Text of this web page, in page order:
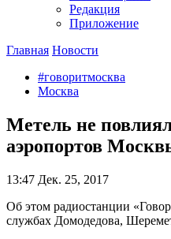
Редакция
Приложение
Главная Новости
#говоритмосква
Москва
Метель не
аэропортов
13:47 Дек. 25, 2017
Об этом радиостанции
службах Домодедова,